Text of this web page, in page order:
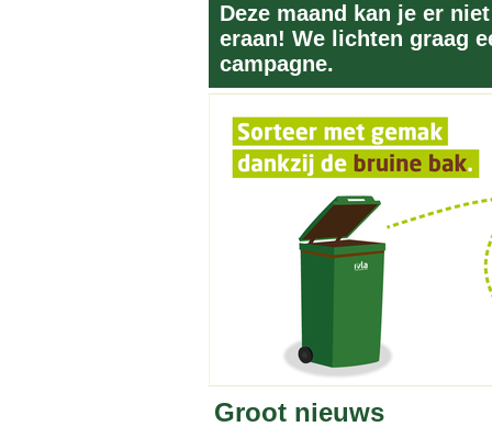
Deze maand kan je er
eraan! We lichten graag
campagne.
Groot nieuws